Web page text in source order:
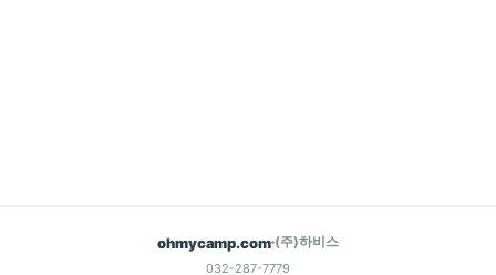
ohmycamp.com (주)하비스
032-287-7779